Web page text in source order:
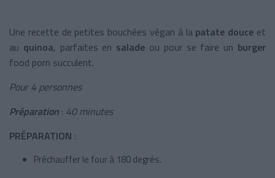
Une recette de petites bouchées végan à la patate douce et
au quinoa, parfaites en salade ou pour se faire un burger
food porn succulent.
Pour 4 personnes
Préparation : 40 minutes
PRÉPARATION :
Préchauffer le four à 180 degrés.